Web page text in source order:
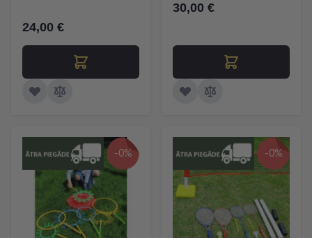
24,00 €
30,00 €
-0% -0%